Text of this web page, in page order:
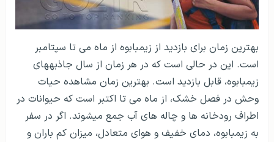
بهترین زمان برای بازدید از زیمبابوه از ماه می تا سپتامبر
است. این در حالی است که در هر زمان از سال جاذبه­های
زیمبابوه، قابل بازدید است. بهترین زمان مشاهده حیات
وحش در فصل خشک، از ماه می تا اکتبر است که حیوانات در
اطراف رودخانه ها و چاله های آب جمع می­شوند. اگر در سفر
به زیمبابوه، دمای خفیف و هوای متعادل، میزان کم باران و